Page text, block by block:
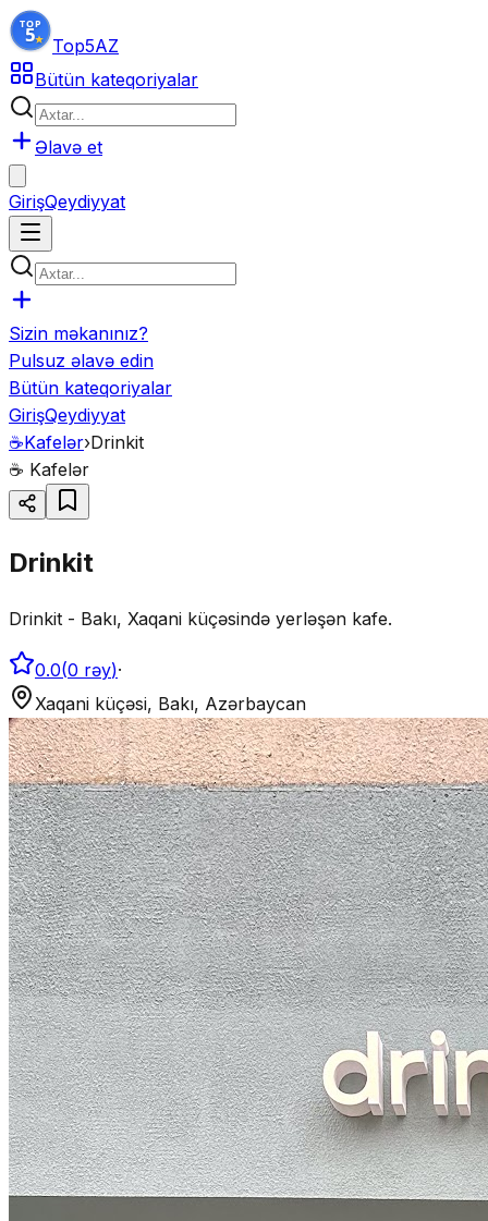
Top5AZ
Bütün kateqoriyalar
Əlavə et
GirişQeydiyyat
Sizin məkanınız?
Pulsuz əlavə edin
Bütün kateqoriyalar
GirişQeydiyyat
☕Kafelər›Drinkit
☕ Kafelər
Drinkit
Drinkit - Bakı, Xaqani küçəsində yerləşən kafe.
0.0(0 rəy)·
Xaqani küçəsi, Bakı, Azərbaycan